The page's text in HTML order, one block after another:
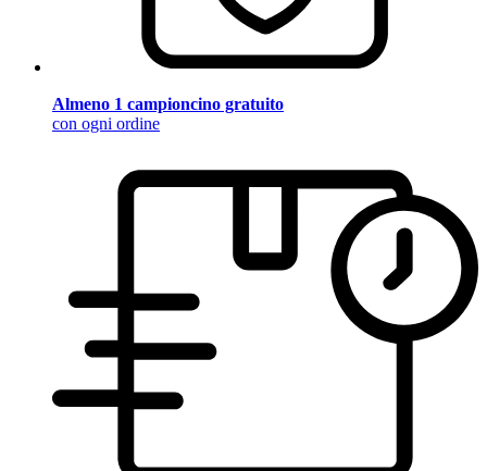
Almeno 1 campioncino gratuito
con ogni ordine